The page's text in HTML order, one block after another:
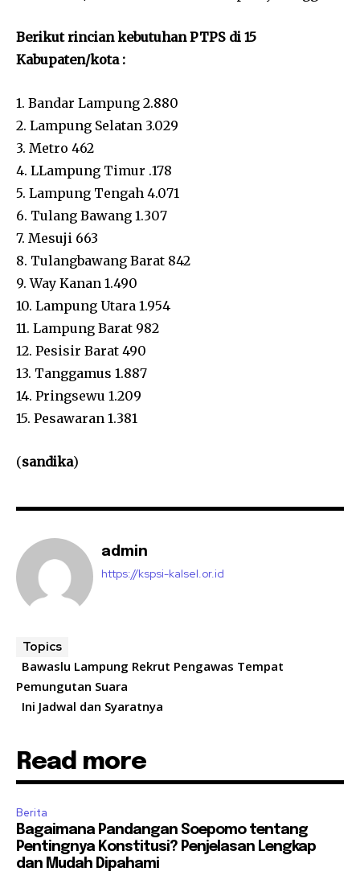
Berikut rincian kebutuhan PTPS di 15
Kabupaten/kota :
1. Bandar Lampung 2.880
2. Lampung Selatan 3.029
3. Metro 462
4. LLampung Timur .178
5. Lampung Tengah 4.071
6. Tulang Bawang 1.307
7. Mesuji 663
8. Tulangbawang Barat 842
9. Way Kanan 1.490
10. Lampung Utara 1.954
11. Lampung Barat 982
12. Pesisir Barat 490
13. Tanggamus 1.887
14. Pringsewu 1.209
15. Pesawaran 1.381
(sandika)
admin
https://kspsi-kalsel.or.id
Topics
Bawaslu Lampung Rekrut Pengawas Tempat
Pemungutan Suara
Ini Jadwal dan Syaratnya
Read more
Berita
Bagaimana Pandangan Soepomo tentang
Pentingnya Konstitusi? Penjelasan Lengkap
dan Mudah Dipahami